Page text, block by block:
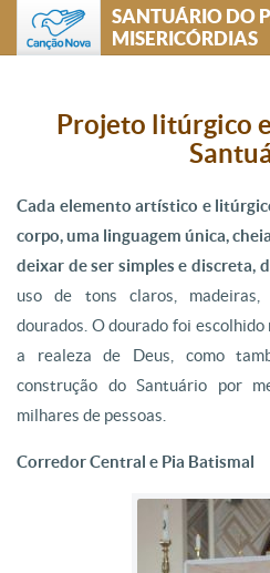
SANTUÁRIO DO
MISERICÓRDIAS
Projeto litúrgico
Cada elemento artístico e
corpo, uma linguagem única,
deixar de ser simples e discreta,
uso de tons claros,
dourados. O dourado foi
a realeza de Deus, como
construção do Santuário por
milhares de pessoas.
Corredor Central e Pia Batismal